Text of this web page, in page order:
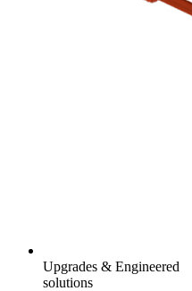
Upgrades & Engineered
solutions